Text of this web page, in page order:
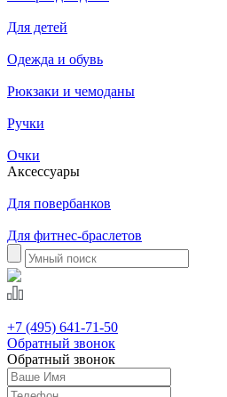
Для детей
Одежда и обувь
Рюкзаки и чемоданы
Ручки
Очки
Аксессуары
Для повербанков
Для фитнес-браслетов
+7 (495) 641-71-50
Обратный звонок
Обратный звонок